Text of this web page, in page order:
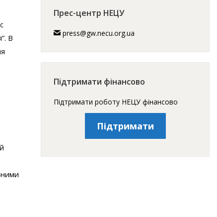
В
Прес-центр НЕЦУ
press@gw.necu.org.ua
Підтримати фінансово
Підтримати роботу НЕЦУ фінансово
Підтримати